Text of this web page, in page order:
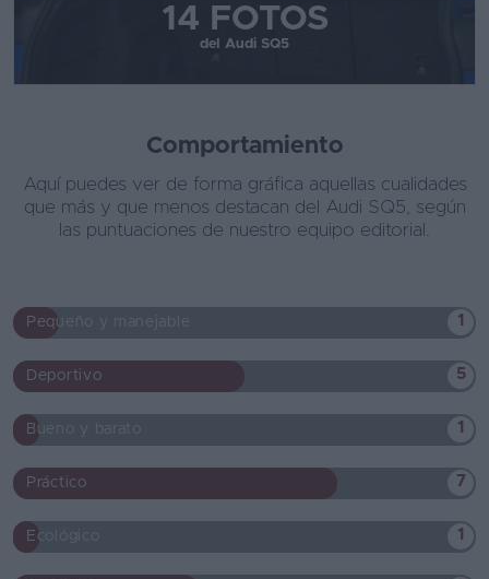
14 FOTOS
del Audi SQ5
Comportamiento
Aquí puedes ver de forma gráfica aquellas cualidades
que más y que menos destacan del Audi SQ5, según
las puntuaciones de nuestro equipo editorial.
Pequeño y manejable 1
Deportivo 5
Bueno y barato 1
Práctico 7
Ecológico 1